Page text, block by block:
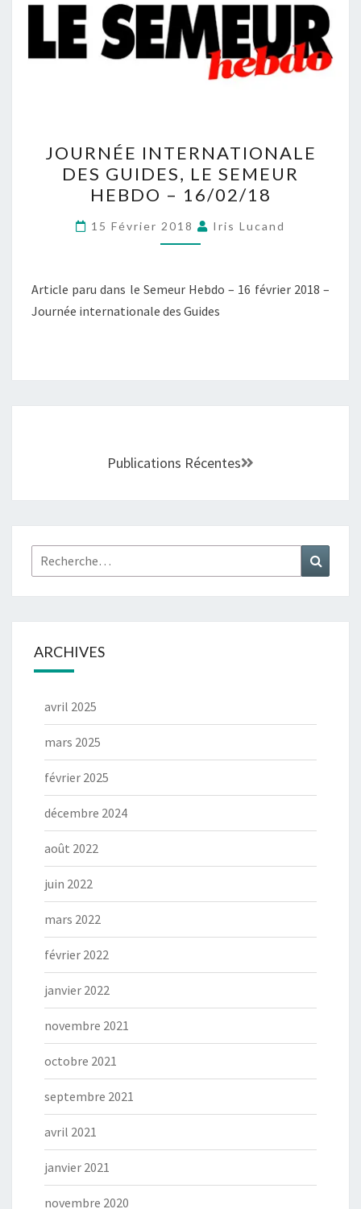
JOURNÉE INTERNATIONALE
DES GUIDES, LE SEMEUR
HEBDO – 16/02/18
15 Février 2018 Iris Lucand
Article paru dans le Semeur Hebdo – 16 février 2018 –
Journée internationale des Guides
Publications Récentes
ARCHIVES
avril 2025
mars 2025
février 2025
décembre 2024
août 2022
juin 2022
mars 2022
février 2022
janvier 2022
novembre 2021
octobre 2021
septembre 2021
avril 2021
janvier 2021
novembre 2020